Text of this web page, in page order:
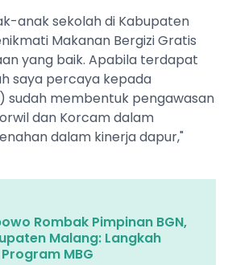
anak sekolah di Kabupaten
Makanan Bergizi Gratis
yang baik. Apabila terdapat
saya percaya kepada
sudah membentuk pengawasan
dan Korcam dalam
dalam kinerja dapur,"
Rombak Pimpinan BGN,
Malang: Langkah
MBG